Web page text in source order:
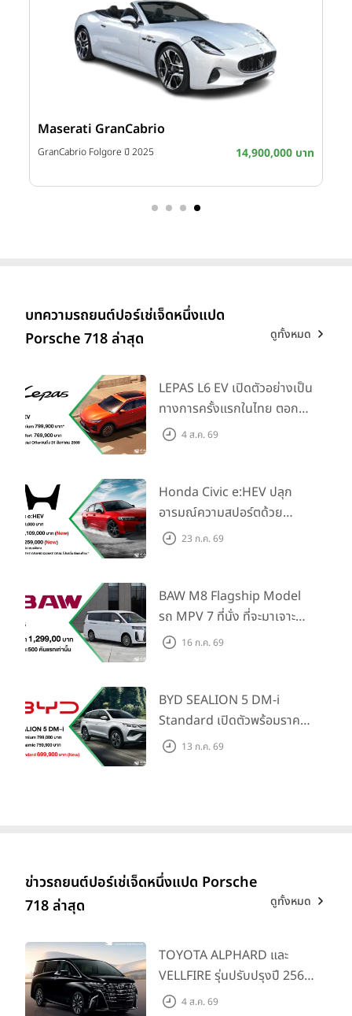
Maserati GranCabrio
GranCabrio Folgore ปี 2025 14,900,000 บาท
บทความรถยนต์ปอร์เช่เจ็ดหนึ่งแปด
Porsche 718 ล่าสุด
ดูทั้งหมด
LEPAS L6 EV เปิดตัวอย่างเป็น
ทางการครั้งแรกในไทย ตอกย้ำ
วิสัยทัศน์ “Drive Your
4 ส.ค. 69
Honda Civic e:HEV ปลุก
อารมณ์ความสปอร์ตด้วย
Honda S+ Shift ครั้งแรกใน
Traffic Monitor เพียงจอง
ภายใน 31 ก.ค. 2569 รับบัตร
น้ำมันมูลค่า 10,000 บาท
23 ก.ค. 69
BAW M8 Flagship Model
รถ MPV 7 ที่นั่ง ที่จะมาเจาะ
ตลาดครอบครัวและองค์กรยุค
แรก)
16 ก.ค. 69
BYD SEALION 5 DM-i
Standard เปิดตัวพร้อมราคา
คาดการณ์ 699,900 บาท รุ่น
13 ก.ค. 69
ข่าวรถยนต์ปอร์เช่เจ็ดหนึ่งแปด Porsche
718 ล่าสุด
ดูทั้งหมด
TOYOTA ALPHARD และ
VELLFIRE รุ่นปรับปรุงปี 2569
พร้อมรุ่นย่อยใหม่ HEV
4 ส.ค. 69